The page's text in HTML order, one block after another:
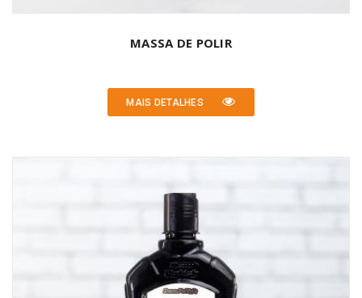
MASSA DE POLIR
MAIS DETALHES